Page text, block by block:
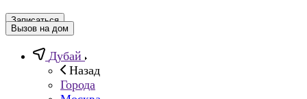
Записаться
Вызов на дом
Дубай
Назад
Города